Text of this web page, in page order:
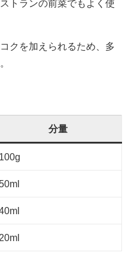
トランの前菜でもよく使
クを加えられるため、多
分量
100g
50ml
20ml